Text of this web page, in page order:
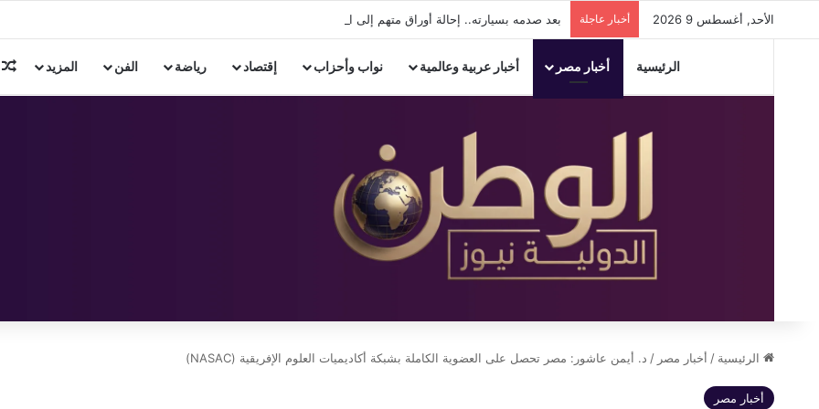
الأحد, أغسطس 9 2026 أخبار عاجلة بعد صدمه بسيارته.. إحالة أوراق متهم إلى المفتي لاتهامه بقتل شخص بالإسكندرية
الرئيسية أخبار مصر أخبار عربية وعالمية نواب وأحزاب إقتصاد رياضة الفن المزيد
الرئيسية / أخبار مصر / د. أيمن عاشور: مصر تحصل على العضوية الكاملة بشبكة أكاديميات العلوم الإفريقية (NASAC)
أخبار مصر